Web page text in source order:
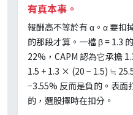
有真本事。
報酬高不等於有 α。α 要扣
的那段才算。一檔 β = 1.3
22%，CAPM 認為它承擔
1.5 + 1.3 × (20 − 1.5) ≒
−3.55% 反而是負的。表面
的，選股擇時在扣分。